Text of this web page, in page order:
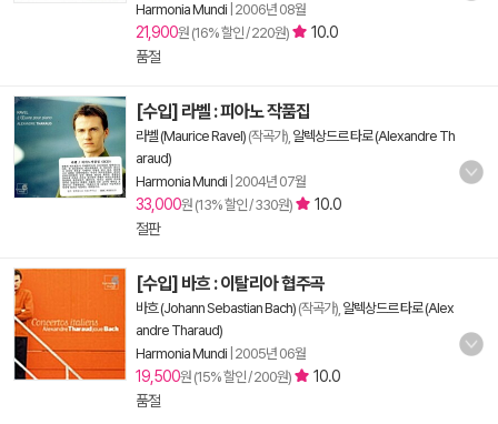
Harmonia Mundi 2006년 08월
21,900원 (16% 할인 / 220원)
10.0
품절
[수입] 라벨 : 피아노 작품집
라벨 (Maurice Ravel) (작곡가), 알렉상드르 타로 (Alexandre Th
araud)
Harmonia Mundi 2004년 07월
33,000원 (13% 할인 / 330원)
10.0
절판
[수입] 바흐 : 이탈리아 협주곡
바흐 (Johann Sebastian Bach) (작곡가), 알렉상드르 타로 (Alex
andre Tharaud)
Harmonia Mundi 2005년 06월
19,500원 (15% 할인 / 200원)
10.0
품절